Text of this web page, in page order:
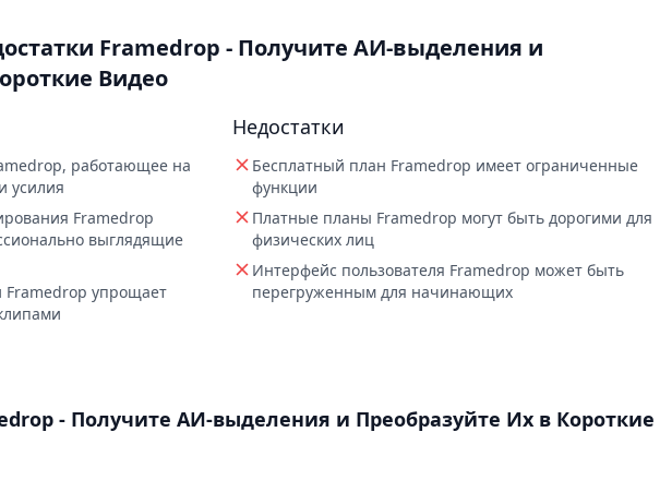
Framedrop - Получите АИ-выделения и
Видео
работающее на
усилия
Framedrop
выглядящие
Framedrop упрощает
Недостатки
Бесплатный план Framedrop имеет ограниченные
функции
Платные планы Framedrop могут быть дорогими для
физических лиц
Интерфейс пользователя Framedrop может быть
перегруженным для начинающих
- Получите АИ-выделения и Преобразуйте Их в Короткие